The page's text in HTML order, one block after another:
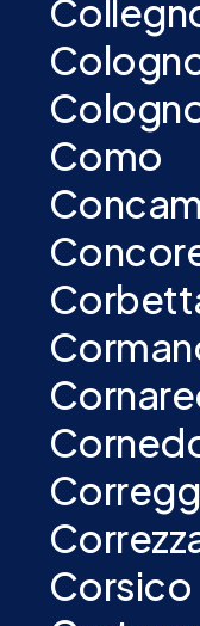
Como
Corsico